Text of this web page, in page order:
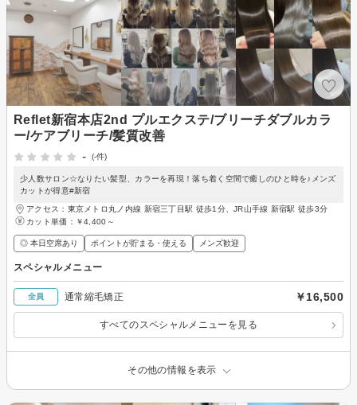
Reflet新宿本店2nd プルエクステ/ブリーチダブルカラ
ー/ケアブリーチ/髪質改善
-
(-件)
少人数サロン☆なりたい髪型、カラーを再現！落ち着く空間で癒しのひと時を♪メンズ
カットが得意#新宿
アクセス：東京メトロ丸ノ内線 新宿三丁目駅 徒歩1分、JR山手線 新宿駅 徒歩3分
カット単価： ￥4,400～
◎ 本日空席あり ポイントが貯まる・使える メンズ歓迎
スペシャルメニュー
全員 通常縮毛矯正 ￥16,500
すべてのスペシャルメニューを見る
その他の情報を表示